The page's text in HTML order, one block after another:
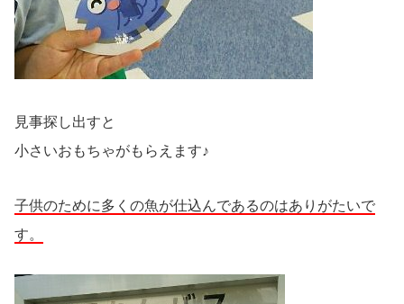
見事探し出すと
小さいおもちゃがもらえます♪
子供のために多くの魚が仕込んであるのはありがたいで
す。